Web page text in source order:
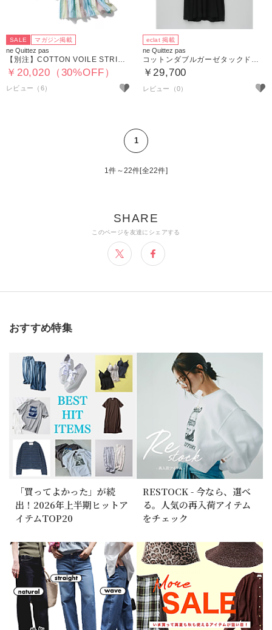
SALE マガジン掲載
ne Quittez pas
【別注】COTTON VOILE STRIPE GATHER NECK DRESS
￥20,020（30%OFF）
レビュー（6）
eclat 掲載
ne Quittez pas
コットンダブルガーゼタックドレス
￥29,700
1
1件～22件[全22件]
おすすめ特集
「買ってよかった」が続
出！2026年上半期ヒットア
イテムTOP20
RESTOCK - 今なら、選べ
る。人気の再入荷アイテム
をチェック